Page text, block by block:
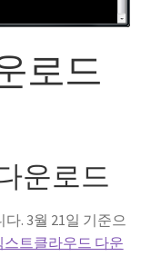
로드
운로드
. 3월 21일 기준으
스트클라우드 다운